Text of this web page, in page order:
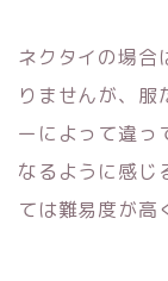
ネクタイの場合
りませんが、服
ーによって違っ
なるように感じ
ては難易度が高